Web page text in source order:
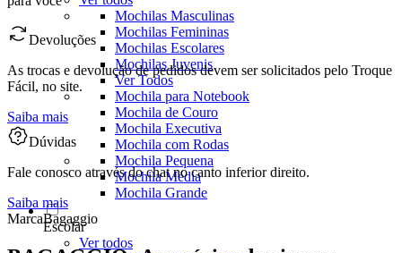
Mochilas Masculinas
Mochilas Femininas
Mochilas Escolares
Mochilas Juvenis
Ver Todos
Mochila para Notebook
Mochila de Couro
Mochila Executiva
Mochila com Rodas
Mochila Pequena
Mochila Média
Mochila Grande
Escolar
Ver todos
Devoluções
As trocas e devolução de pedidos devem ser solicitados pelo Troque
Fácil, no site.
Saiba mais
Dúvidas
Fale conosco através do chat no canto inferior direito.
Saiba mais
MarcaBagaggio